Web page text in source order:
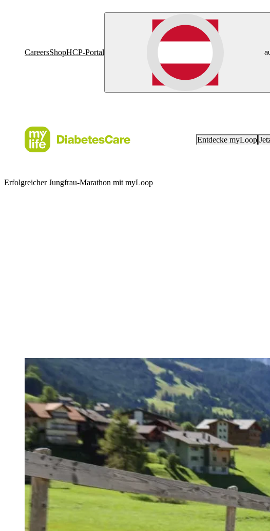
CareersShopHCP-Portal
Entdecke myLoop
Erfolgreicher Jungfrau-Marathon mit myLoop